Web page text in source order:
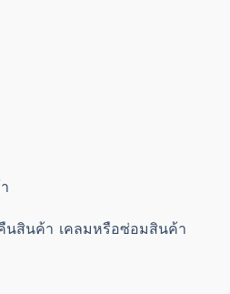
นสินค้า เคลมหรือซ่อมสินค้า